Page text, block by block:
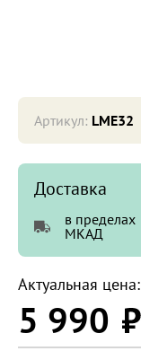
Актуальная цена:
5 990
Артикул: LME32
Доставка
в пределах
МКАД